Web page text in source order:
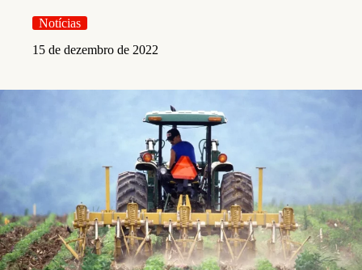
Notícias
15 de dezembro de 2022